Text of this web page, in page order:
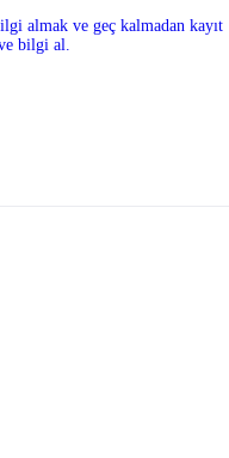
almak ve geç kalmadan kayıt
bilgi al.